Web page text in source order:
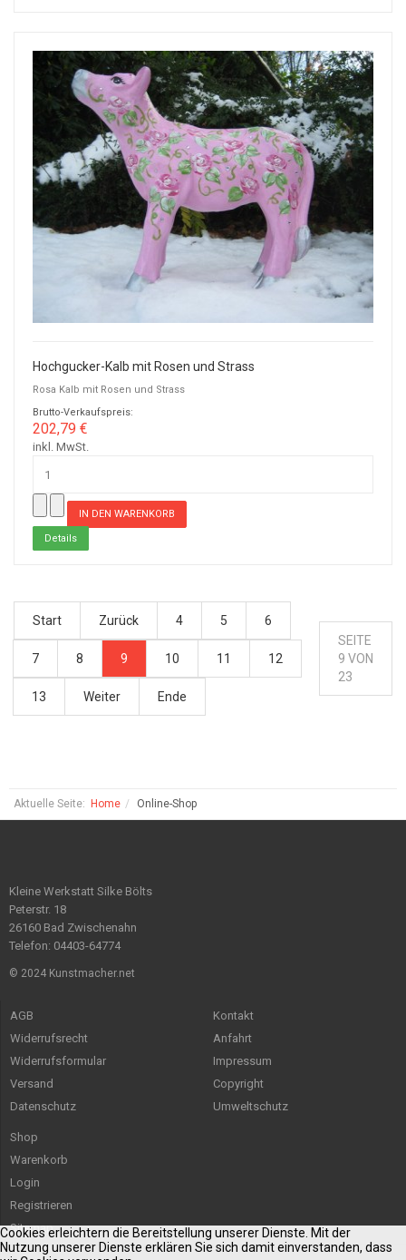
Hochgucker-Kalb mit Rosen und Strass
Rosa Kalb mit Rosen und Strass
Brutto-Verkaufspreis:
202,79 €
inkl. MwSt.
Details
Start Zurück 4 5 6
7 8 9 10 11 12
13 Weiter Ende
SEITE
9 VON
23
Aktuelle Seite: Home Online-Shop
Kleine Werkstatt Silke Bölts
Peterstr. 18
26160 Bad Zwischenahn
Telefon: 04403-64774
© 2024 Kunstmacher.net
AGB
Widerrufsrecht
Widerrufsformular
Versand
Datenschutz
Kontakt
Anfahrt
Impressum
Copyright
Umweltschutz
Shop
Warenkorb
Login
Registrieren
Sitemap
Cookies erleichtern die Bereitstellung unserer Dienste. Mit der
Nutzung unserer Dienste erklären Sie sich damit einverstanden, dass